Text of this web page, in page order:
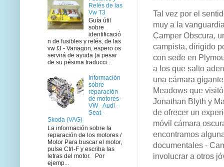
Tal vez por el
muy a la
Camper Obscura,
campista, dirigido
con sede en
a los que salto
una cámara
Meadows que
Jonathan Blyth y
de ofrecer un
móvil cámara
encontramos
documentales -
involucrar a otros
Relés de las
Vw T3
Guía útil
sobre
identificació
n de fusibles y relés, de las
vw t3 - Vanagon, espero os
servirá de ayuda (a pesar
de su pésima traducci...
Información
sobre
reparación
de motores -
VW - Audi -
Seat -
Skoda (VAG)
La información sobre la
reparación de los motores /
Motor Para buscar el motor,
pulse Ctrl-F y escriba las
letras del motor. Por
ejemp...